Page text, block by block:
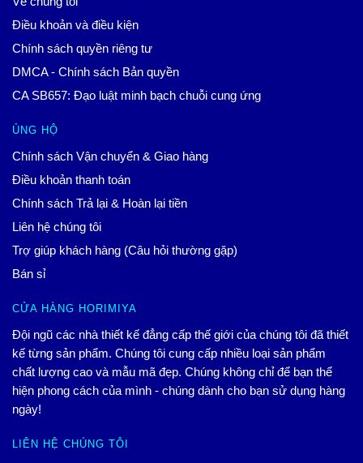
Điều khoản và điều kiện
Chính sách quyền riêng tư
DMCA - Chính sách Bản quyền
CA SB657: Đạo luật minh bạch chuỗi cung ứng
ỦNG HỘ
Chính sách Vận chuyển & Giao hàng
Điều khoản thanh toán
Chính sách Trả lại & Hoàn lại tiền
Liên hệ chúng tôi
Trợ giúp khách hàng (Câu hỏi thường gặp)
Bán sỉ
CỬA HÀNG HORIMIYA
Đội ngũ các nhà thiết kế đẳng cấp thế giới của chúng tôi đã thiết
kế từng sản phẩm. Chúng tôi cung cấp nhiều loại sản phẩm
chất lượng cao và mẫu mã đẹp. Chúng không chỉ để bạn thể
hiện phong cách của mình - chúng dành cho bạn sử dụng hàng
ngày!
LIÊN HỆ CHÚNG TÔI